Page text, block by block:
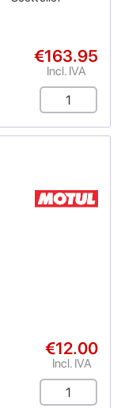
€163.95
Incl. IVA
€12.00
Incl. IVA